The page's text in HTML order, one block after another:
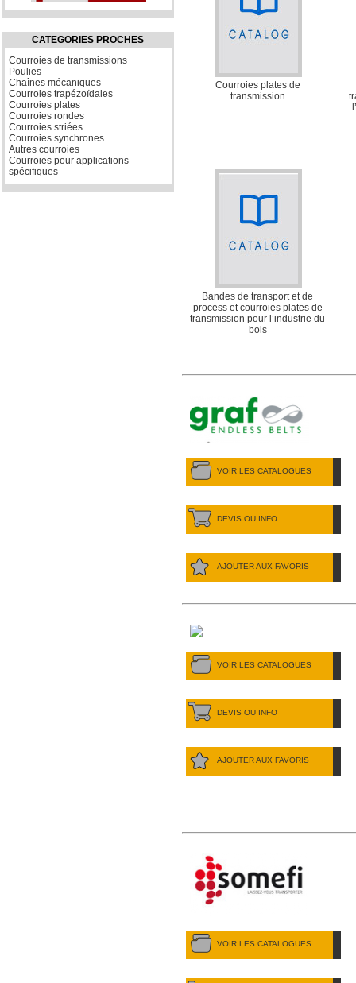
CATEGORIES PROCHES
Courroies de transmissions
Poulies
Chaînes mécaniques
Courroies trapézoïdales
Courroies plates
Courroies rondes
Courroies striées
Courroies synchrones
Autres courroies
Courroies pour applications
spécifiques
Courroies plates de
transmission
Bandes de transport et de
process et courroies plates de
transmission pour l’industrie du
bois
VOIR LES CATALOGUES
DEVIS OU INFO
AJOUTER AUX FAVORIS
VOIR LES CATALOGUES
DEVIS OU INFO
AJOUTER AUX FAVORIS
VOIR LES CATALOGUES